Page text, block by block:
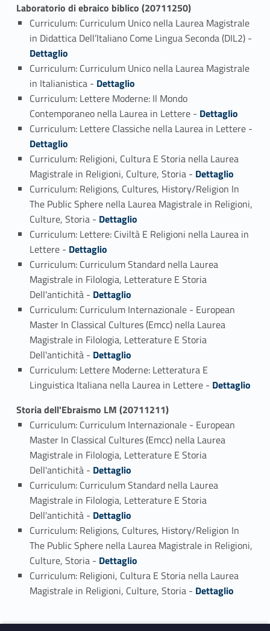
Laboratorio di ebraico biblico (20711250)
Curriculum: Curriculum Unico nella Laurea Magistrale
in Didattica Dell’Italiano Come Lingua Seconda (DIL2) -
Link identifier #identifier_person_57577-1
Dettaglio
Curriculum: Curriculum Unico nella Laurea Magistrale
in Italianistica - Link identifier #identifier_person_77852-2
Dettaglio
Curriculum: Lettere Moderne: Il Mondo
Contemporaneo nella Laurea in Lettere - Link identifier #identifier_person_125437-3
Dettaglio
Curriculum: Lettere Classiche nella Laurea in Lettere -
Link identifier #identifier_person_95960-4
Dettaglio
Curriculum: Religioni, Cultura E Storia nella Laurea
Magistrale in Religioni, Culture, Storia - Link identifier #identifier_person_178686-5
Dettaglio
Curriculum: Religions, Cultures, History/Religion In
The Public Sphere nella Laurea Magistrale in Religioni,
Culture, Storia - Link identifier #identifier_person_122680-6
Dettaglio
Curriculum: Lettere: Civiltà E Religioni nella Laurea in
Lettere - Link identifier #identifier_person_187898-7
Dettaglio
Curriculum: Curriculum Standard nella Laurea
Magistrale in Filologia, Letterature E Storia
Dell'antichità - Link identifier #identifier_person_146588-8
Dettaglio
Curriculum: Curriculum Internazionale - European
Master In Classical Cultures (Emcc) nella Laurea
Magistrale in Filologia, Letterature E Storia
Dell'antichità - Link identifier #identifier_person_146077-9
Dettaglio
Curriculum: Lettere Moderne: Letteratura E
Linguistica Italiana nella Laurea in Lettere - Link identifier #identifier_person_42313-10
Dettaglio
Storia dell'Ebraismo LM (20711211)
Curriculum: Curriculum Internazionale - European
Master In Classical Cultures (Emcc) nella Laurea
Magistrale in Filologia, Letterature E Storia
Dell'antichità - Link identifier #identifier_person_6318-1
Dettaglio
Curriculum: Curriculum Standard nella Laurea
Magistrale in Filologia, Letterature E Storia
Dell'antichità - Link identifier #identifier_person_43902-2
Dettaglio
Curriculum: Religions, Cultures, History/Religion In
The Public Sphere nella Laurea Magistrale in Religioni,
Culture, Storia - Link identifier #identifier_person_47303-3
Dettaglio
Curriculum: Religioni, Cultura E Storia nella Laurea
Magistrale in Religioni, Culture, Storia - Link identifier #identifier_person_99476-4
Dettaglio